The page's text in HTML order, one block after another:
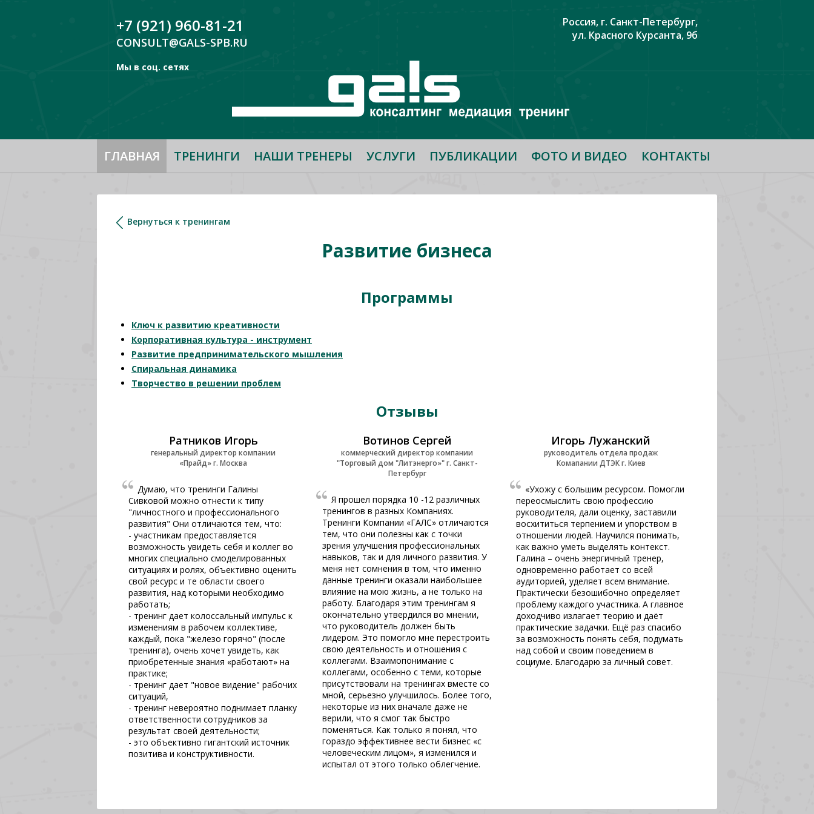
+7 (921) 960-81-21
CONSULT@GALS-SPB.RU
Мы в соц. сетях
Россия, г. Санкт-Петербург,
ул. Красного Курсанта, 9б
ГЛАВНАЯ ТРЕНИНГИ НАШИ ТРЕНЕРЫ УСЛУГИ ПУБЛИКАЦИИ ФОТО И ВИДЕО КОНТАКТЫ
Вернуться к тренингам
Развитие бизнеса
Программы
Ключ к развитию креативности
Корпоративная культура - инструмент
Развитие предпринимательского мышления
Спиральная динамика
Творчество в решении проблем
Отзывы
Ратников Игорь
генеральный директор компании
«Прайд» г. Москва
Думаю, что тренинги Галины
Сивковой можно отнести к типу
"личностного и профессионального
развития" Они отличаются тем, что:
- участникам предоставляется
возможность увидеть себя и коллег во
многих специально смоделированных
ситуациях и ролях, объективно оценить
свой ресурс и те области своего
развития, над которыми необходимо
работать;
- тренинг дает колоссальный импульс к
изменениям в рабочем коллективе,
каждый, пока "железо горячо" (после
тренинга), очень хочет увидеть, как
приобретенные знания «работают» на
практике;
- тренинг дает "новое видение" рабочих
ситуаций,
- тренинг невероятно поднимает планку
ответственности сотрудников за
результат своей деятельности;
- это объективно гигантский источник
позитива и конструктивности.
Вотинов Сергей
коммерческий директор компании
"Торговый дом "Литэнерго»" г. Санкт-
Петербург
Я прошел порядка 10 -12 различных
тренингов в разных Компаниях.
Тренинги Компании «ГАЛС» отличаются
тем, что они полезны как с точки
зрения улучшения профессиональных
навыков, так и для личного развития. У
меня нет сомнения в том, что именно
данные тренинги оказали наибольшее
влияние на мою жизнь, а не только на
работу. Благодаря этим тренингам я
окончательно утвердился во мнении,
что руководитель должен быть
лидером. Это помогло мне перестроить
свою деятельность и отношения с
коллегами. Взаимопонимание с
коллегами, особенно с теми, которые
присутствовали на тренингах вместе со
мной, серьезно улучшилось. Более того,
некоторые из них вначале даже не
верили, что я смог так быстро
поменяться. Как только я понял, что
гораздо эффективнее вести бизнес «с
человеческим лицом», я изменился и
испытал от этого только облегчение.
Игорь Лужанский
руководитель отдела продаж
Комапании ДТЭК г. Киев
«Ухожу с большим ресурсом. Помогли
переосмыслить свою профессию
руководителя, дали оценку, заставили
восхититься терпением и упорством в
отношении людей. Научился понимать,
как важно уметь выделять контекст.
Галина – очень энергичный тренер,
одновременно работает со всей
аудиторией, уделяет всем внимание.
Практически безошибочно определяет
проблему каждого участника. А главное
доходчиво излагает теорию и даёт
практические задачки. Ещё раз спасибо
за возможность понять себя, подумать
над собой и своим поведением в
социуме. Благодарю за личный совет.